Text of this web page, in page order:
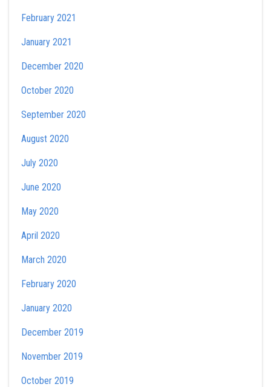
February 2021
January 2021
December 2020
October 2020
September 2020
August 2020
July 2020
June 2020
May 2020
April 2020
March 2020
February 2020
January 2020
December 2019
November 2019
October 2019